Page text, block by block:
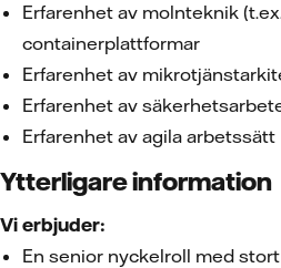
Erfarenhet av molnteknik
containerplattformar
Erfarenhet av
Erfarenhet av
Erfarenhet av agila arbetssätt
Ytterligare information
Vi erbjuder:
En senior nyckelroll med